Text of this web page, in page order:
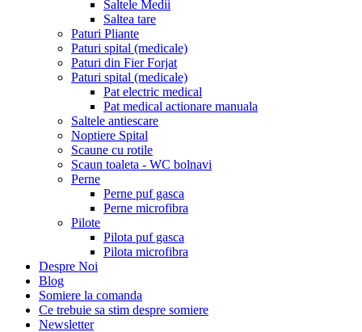
Saltele Medii
Saltea tare
Paturi Pliante
Paturi spital (medicale)
Paturi din Fier Forjat
Paturi spital (medicale)
Pat electric medical
Pat medical actionare manuala
Saltele antiescare
Noptiere Spital
Scaune cu rotile
Scaun toaleta - WC bolnavi
Perne
Perne puf gasca
Perne microfibra
Pilote
Pilota puf gasca
Pilota microfibra
Despre Noi
Blog
Somiere la comanda
Ce trebuie sa stim despre somiere
Newsletter